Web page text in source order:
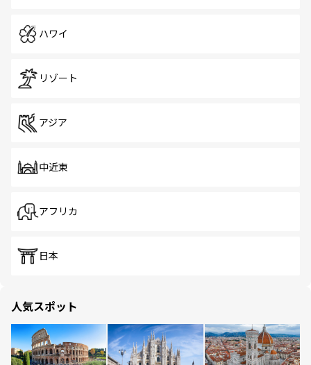
ハワイ
リゾート
アジア
中近東
アフリカ
日本
人気スポット